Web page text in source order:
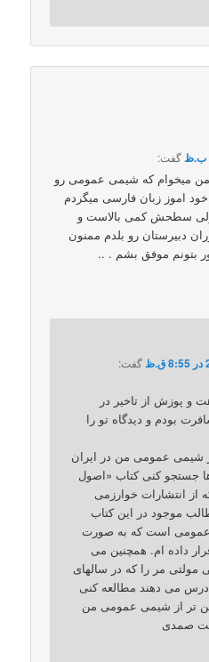
گفت:
میخوام که شیمی عمومی رو
اموز زبان فارسی میگردم
ولی سطحش کمی بالاست و
دبیرستان رو بلدم ممنون
بتونم موفق بشم . ..
گفت:
و پوزش از تاخیر در
بودم و دیدگاه تو را
شیمی عمومی من در ایران
ها جستجو کنی کتاب «اصول
انتشارات خوارزمی
موجود در این کتاب
عمومی است که به صورت
داده ام. همچنین می
مر را که در سالهای
درس می دهند مطالعه کنی
تر از شیمی عمومی من
صمدی